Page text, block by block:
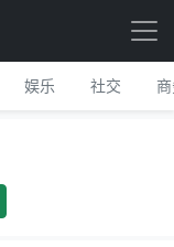
娱乐 社交